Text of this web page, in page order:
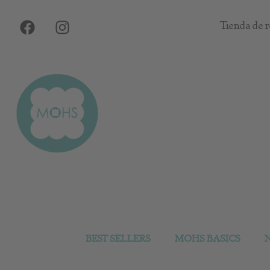
F
a
b
o
o
k
I
n
a
g
r
a
m
Tienda de
BEST SELLERS MOHS BASICS